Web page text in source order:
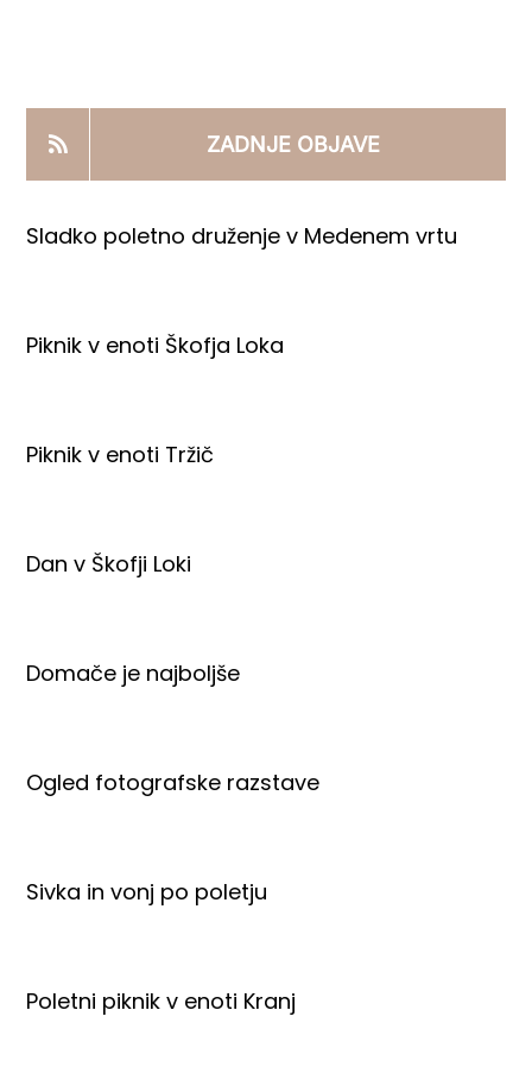
PRODAJNI IZDELKI
AKTUALNO
ZADNJE OBJAVE
Sladko poletno druženje v Medenem vrtu
Piknik v enoti Škofja Loka
Piknik v enoti Tržič
Dan v Škofji Loki
Domače je najboljše
Ogled fotografske razstave
Sivka in vonj po poletju
Poletni piknik v enoti Kranj